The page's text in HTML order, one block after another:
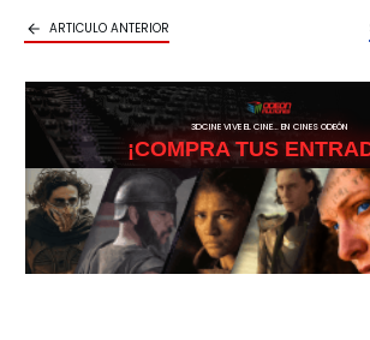
ARTICULO ANTERIOR
3DCINE VIVE EL CINE… EN CINES ODEÓN
¡COMPRA TUS